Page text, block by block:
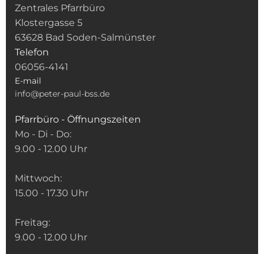
Zentrales Pfarrbüro
Klostergasse 5
63628 Bad Soden-Salmünster
Telefon
06056-4141
E-mail
info@peter-paul-bss.de
Pfarrbüro - Öffnungszeiten
Mo - Di - Do:
9.00 - 12.00 Uhr
Mittwoch:
15.00 - 17.30 Uhr
Freitag:
9.00 - 12.00 Uhr